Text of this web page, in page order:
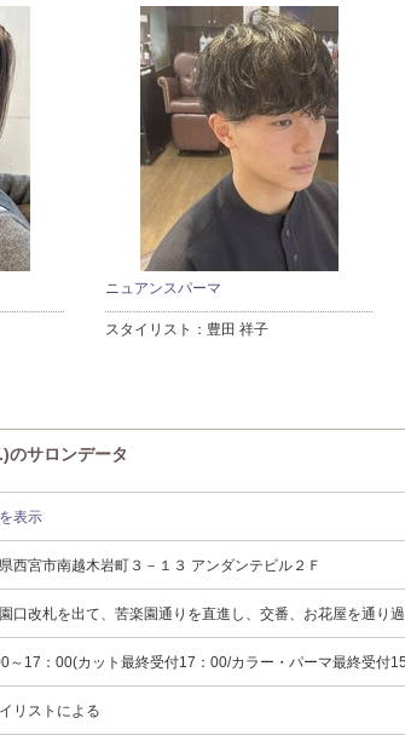
ニュアンスパーマ
スタイリスト： 豊田 祥子
のサロンデータ
表示
西宮市南越木岩町３－１３ アンダンテビル２Ｆ
口改札を出て、苦楽園通りを直進し、交番、お花屋を通り
～17：00(カット最終受付17：00/カラー・パーマ最終受付
リストによる